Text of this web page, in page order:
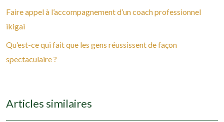
Faire appel à l’accompagnement d’un coach professionnel
ikigai
Qu’est-ce qui fait que les gens réussissent de façon
spectaculaire ?
Articles similaires